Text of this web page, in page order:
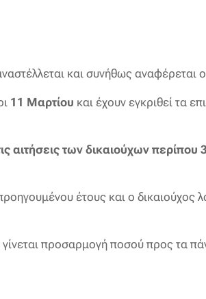
και συνήθως αναφέρεται
11 Μαρτίου και έχουν εγκριθεί τα
των δικαιούχων περίπου
έτους και ο δικαιούχος
προσαρμογή ποσού προς τα